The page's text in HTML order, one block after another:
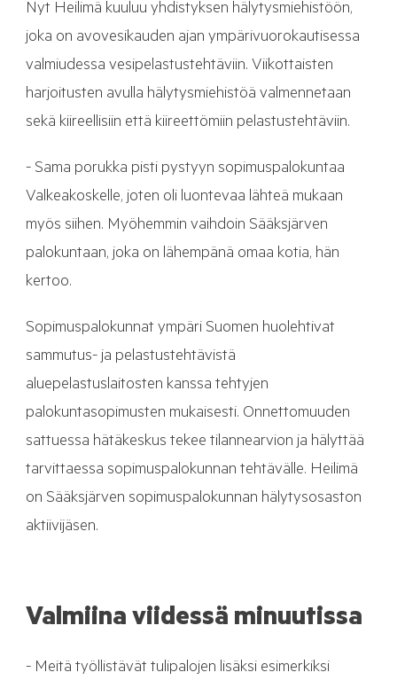
Nyt Heilimä kuuluu yhdistyksen hälytysmiehistöön,
joka on avovesikauden ajan ympärivuorokautisessa
valmiudessa vesipelastustehtäviin. Viikottaisten
harjoitusten avulla hälytysmiehistöä valmennetaan
sekä kiireellisiin että kiireettömiin pelastustehtäviin.
- Sama porukka pisti pystyyn sopimuspalokuntaa
Valkeakoskelle, joten oli luontevaa lähteä mukaan
myös siihen. Myöhemmin vaihdoin Sääksjärven
palokuntaan, joka on lähempänä omaa kotia, hän
kertoo.
Sopimuspalokunnat ympäri Suomen huolehtivat
sammutus- ja pelastustehtävistä
aluepelastuslaitosten kanssa tehtyjen
palokuntasopimusten mukaisesti. Onnettomuuden
sattuessa hätäkeskus tekee tilannearvion ja hälyttää
tarvittaessa sopimuspalokunnan tehtävälle. Heilimä
on Sääksjärven sopimuspalokunnan hälytysosaston
aktiivijäsen.
Valmiina viidessä minuutissa
- Meitä työllistävät tulipalojen lisäksi esimerkiksi